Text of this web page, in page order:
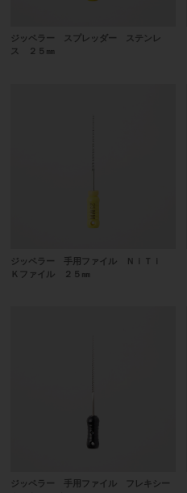
ジッペラー スプレッダー ステンレ
ス ２５㎜
ジッペラー 手用ファイル ＮｉＴｉ
Ｋファイル ２５㎜
ジッペラー 手用ファイル フレキシー